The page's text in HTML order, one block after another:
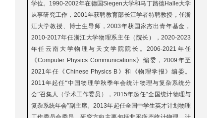
学位。 1990-2002年在德国Siegen大学和马丁路德Halle大学
从事研究工作， 2001年获聘教育部长江学者特聘教授，任浙
江大学教授、博士生导师，2003年获国家杰出青年基金，
2010-2017年任浙江大学物理系主任（院长），2020-2023
年任云南大学物理与天文学院院长。2006-2021 年任
《Computer Physics Communications》编委， 2009 年至
2021年任《 Chinese Physics B 》和《物理学报》编委。
2011年起任“中国物理学秋季年会统计物理与复杂系统分
会”召集人（学术工作委员）， 2015年起任“全国统计物理与
复杂系统年会”副主席。2013年起任全国中学生英才计划物理